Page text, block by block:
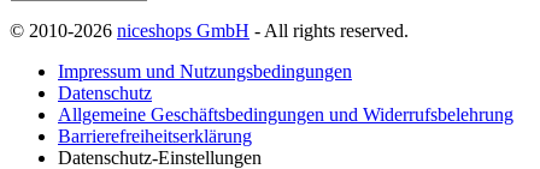
© 2010-2026 niceshops GmbH - All rights reserved.
Impressum und Nutzungsbedingungen
Datenschutz
Allgemeine Geschäftsbedingungen und Widerrufsbelehrung
Barrierefreiheitserklärung
Datenschutz-Einstellungen